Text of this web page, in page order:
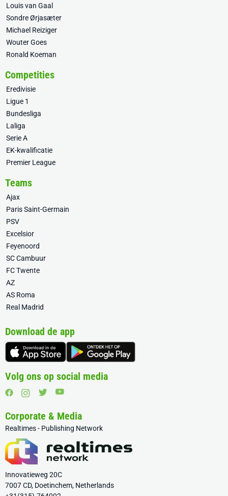
Louis van Gaal
Sondre Ørjasæter
Michael Reiziger
Wouter Goes
Ronald Koeman
Competities
Eredivisie
Ligue 1
Bundesliga
Laliga
Serie A
EK-kwalificatie
Premier League
Teams
Ajax
Paris Saint-Germain
PSV
Excelsior
Feyenoord
SC Cambuur
FC Twente
AZ
AS Roma
Real Madrid
Download de app
Volg ons op social media
Corporate & Media
Realtimes - Publishing Network
Innovatieweg 20C
7007 CD, Doetinchem, Netherlands